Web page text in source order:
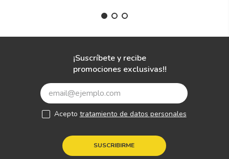
¡Suscríbete y recibe
promociones exclusivas!!
SUSCRIBIRME
Acepto tratamiento de datos personales